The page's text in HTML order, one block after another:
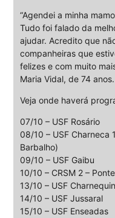
“Agendei a minha
Tudo foi falado da
ajudar. Acredito que
companheiras que
felizes e com muito
Maria Vidal, de 74 anos.
Veja onde haverá
07/10 – USF Rosário
08/10 – USF Charneca
Barbalho)
09/10 – USF Gaibu
10/10 – CRSM 2 – Ponte
13/10 – USF
14/10 – USF Jussaral
15/10 – USF Enseadas